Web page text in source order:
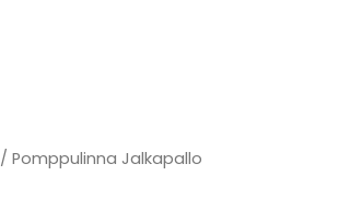
/ Pomppulinna Jalkapallo